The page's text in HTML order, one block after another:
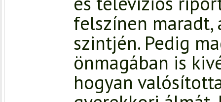
felszínen
szintjén. Pedig
önmagában is
hogyan